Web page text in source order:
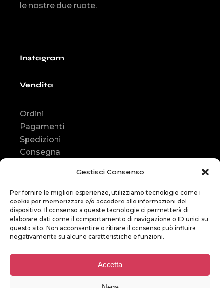
Gestisci Consenso
Per fornire le migliori esperienze, utilizziamo tecnologie come i
cookie per memorizzare e/o accedere alle informazioni del
dispositivo. Il consenso a queste tecnologie ci permetterà di
elaborare dati come il comportamento di navigazione o ID unici su
questo sito. Non acconsentire o ritirare il consenso può influire
negativamente su alcune caratteristiche e funzioni.
Accetta
le nostre due ruote.
Instagram
Vendita
Ordini
Pagamenti
Spedizioni
Consegna
Contatti
Assistenza:
+39366 247 9452
@gmail.com